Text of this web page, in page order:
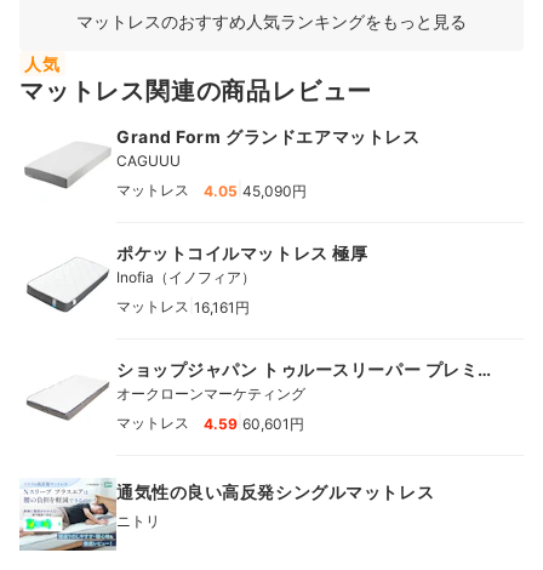
マットレスのおすすめ人気ランキングをもっと見る
人気
マットレス関連の商品レビュー
Grand Form グランドエアマットレス
CAGUUU
マットレス
4.05 45,090円
ポケットコイルマットレス 極厚
Inofia（イノフィア）
マットレス 16,161円
ショップジャパン トゥルースリーパー プレミア
ベッドマットレス
オークローンマーケティング
マットレス
4.59 60,601円
通気性の良い高反発シングルマットレス
ニトリ